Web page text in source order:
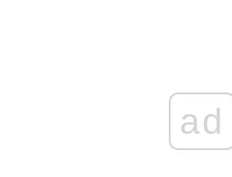
ad